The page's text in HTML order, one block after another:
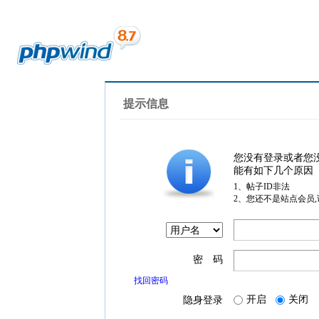
提示信息
您没有登录或者您
能有如下几个原因
1、帖子ID非法
2、您还不是站点会员
密 码
找回密码
隐身登录 开启 关闭